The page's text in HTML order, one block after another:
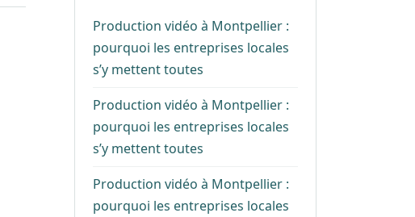
Production vidéo à Montpellier :
pourquoi les entreprises locales
s’y mettent toutes
Production vidéo à Montpellier :
pourquoi les entreprises locales
s’y mettent toutes
Production vidéo à Montpellier :
pourquoi les entreprises locales